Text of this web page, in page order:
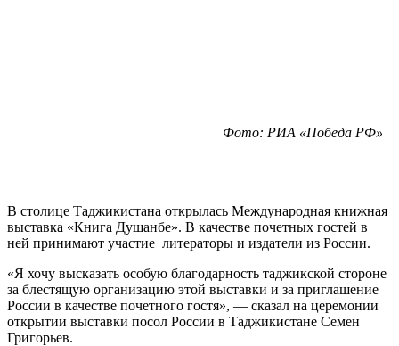
Фото: РИА «Победа РФ»
В столице Таджикистана открылась Международная книжная
выставка «Книга Душанбе». В качестве почетных гостей в
ней принимают участие литераторы и издатели из России.
«Я хочу высказать особую благодарность таджикской стороне
за блестящую организацию этой выставки и за приглашение
России в качестве почетного гостя», — сказал на церемонии
открытии выставки посол России в Таджикистане Семен
Григорьев.